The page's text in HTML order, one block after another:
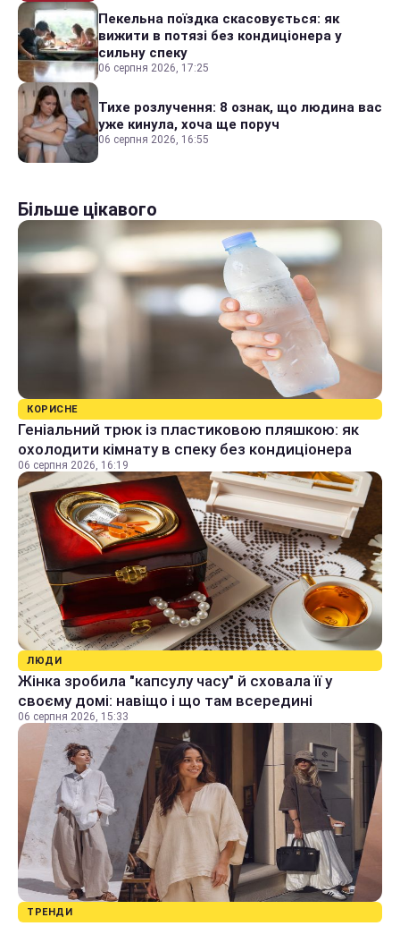
Пекельна поїздка скасовується: як
вижити в потязі без кондиціонера у
сильну спеку
06 серпня 2026, 17:25
Тихе розлучення: 8 ознак, що людина вас
уже кинула, хоча ще поруч
06 серпня 2026, 16:55
Більше цікавого
КОРИСНЕ
Геніальний трюк із пластиковою пляшкою: як
охолодити кімнату в спеку без кондиціонера
06 серпня 2026, 16:19
ЛЮДИ
Жінка зробила "капсулу часу" й сховала її у
своєму домі: навіщо і що там всередині
06 серпня 2026, 15:33
ТРЕНДИ